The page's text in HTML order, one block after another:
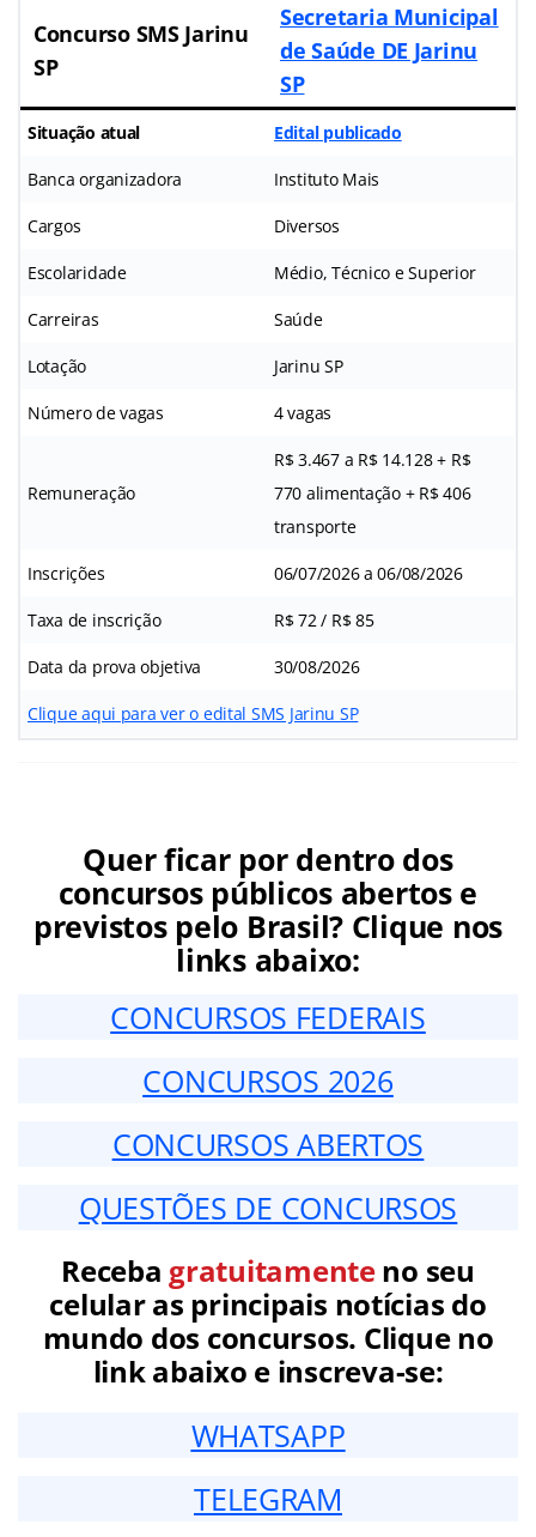
Concurso SMS Jarinu
SP
Secretaria Municipal
de Saúde DE Jarinu
SP
Situação atual Edital publicado
Banca organizadora Instituto Mais
Cargos Diversos
Escolaridade Médio, Técnico e Superior
Carreiras Saúde
Lotação Jarinu SP
Número de vagas 4 vagas
Remuneração
R$ 3.467 a R$ 14.128 + R$
770 alimentação + R$ 406
transporte
Inscrições 06/07/2026 a 06/08/2026
Taxa de inscrição R$ 72 / R$ 85
Data da prova objetiva 30/08/2026
Clique aqui para ver o edital SMS Jarinu SP
Quer ficar por dentro dos
concursos públicos abertos e
previstos pelo Brasil? Clique nos
links abaixo:
CONCURSOS FEDERAIS
CONCURSOS 2026
CONCURSOS ABERTOS
QUESTÕES DE CONCURSOS
Receba gratuitamenteno seu
celular as principais notícias do
mundo dos concursos. Clique no
link abaixo e inscreva-se:
WHATSAPP
TELEGRAM